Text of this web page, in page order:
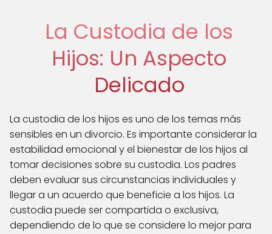
La Custodia de los
Hijos: Un Aspecto
Delicado
La custodia de los hijos es uno de los temas más
sensibles en un divorcio. Es importante considerar la
estabilidad emocional y el bienestar de los hijos al
tomar decisiones sobre su custodia. Los padres
deben evaluar sus circunstancias individuales y
llegar a un acuerdo que beneficie a los hijos. La
custodia puede ser compartida o exclusiva,
dependiendo de lo que se considere lo mejor para